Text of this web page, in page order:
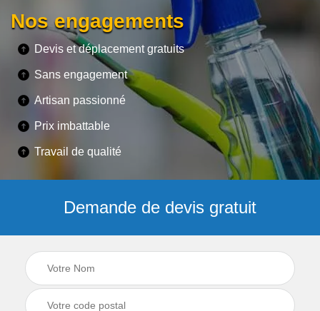
Nos engagements
Devis et déplacement gratuits
Sans engagement
Artisan passionné
Prix imbattable
Travail de qualité
Demande de devis gratuit